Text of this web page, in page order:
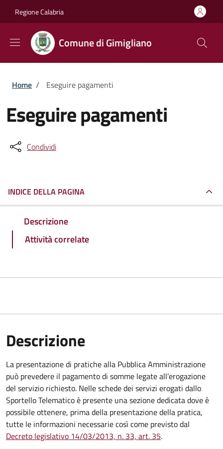
Regione Calabria
Comune di Gimigliano
Briciole di pane
Home / Eseguire pagamenti
Eseguire pagamenti
Condividi
INDICE DELLA PAGINA
Descrizione
Attività correlate
Descrizione
La presentazione di pratiche alla Pubblica Amministrazione
può prevedere il pagamento di somme legate all’erogazione
del servizio richiesto. Nelle schede dei servizi erogati dallo
Sportello Telematico è presente una sezione dedicata dove è
possibile ottenere, prima della presentazione della pratica,
tutte le informazioni necessarie così come previsto dal
Decreto legislativo 14/03/2013, n. 33, art. 35.